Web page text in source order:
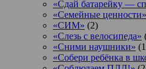
«Сдай батарейку —
«Семейные ценности»
«СИМ» (2)
«Слезь с велосипеда»
«Сними наушники»
«Собери ребёнка в